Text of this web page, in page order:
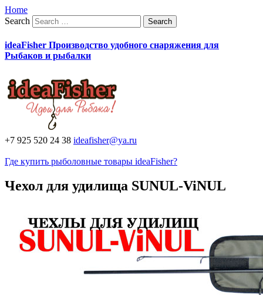
Home
Search
ideaFisher Производство удобного снаряжения для
Рыбаков и рыбалки
+7 925 520 24 38 ideafisher@ya.ru
Где купить рыболовные товары ideaFisher?
Чехол для удилища SUNUL-ViNUL